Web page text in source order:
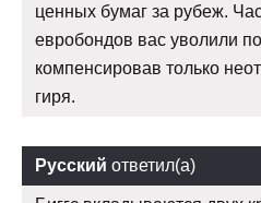
ценных бумаг за рубеж.
евробондов вас уволили
компенсировав только
гиря.
Русский ответил(а)